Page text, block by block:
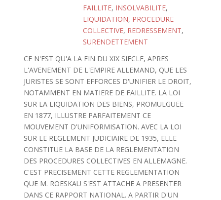
FAILLITE, INSOLVABILITE,
LIQUIDATION, PROCEDURE
COLLECTIVE, REDRESSEMENT,
SURENDETTEMENT
CE N'EST QU'A LA FIN DU XIX SIECLE, APRES
L'AVENEMENT DE L'EMPIRE ALLEMAND, QUE LES
JURISTES SE SONT EFFORCES D'UNIFIER LE DROIT,
NOTAMMENT EN MATIERE DE FAILLITE. LA LOI
SUR LA LIQUIDATION DES BIENS, PROMULGUEE
EN 1877, ILLUSTRE PARFAITEMENT CE
MOUVEMENT D'UNIFORMISATION. AVEC LA LOI
SUR LE REGLEMENT JUDICIAIRE DE 1935, ELLE
CONSTITUE LA BASE DE LA REGLEMENTATION
DES PROCEDURES COLLECTIVES EN ALLEMAGNE.
C'EST PRECISEMENT CETTE REGLEMENTATION
QUE M. ROESKAU S'EST ATTACHE A PRESENTER
DANS CE RAPPORT NATIONAL. A PARTIR D'UN